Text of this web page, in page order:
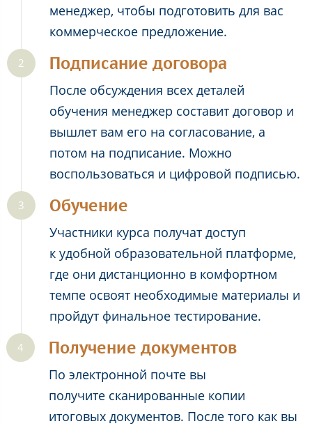
менеджер, чтобы подготовить для вас
коммерческое предложение.
Подписание договора
После обсуждения всех деталей
обучения менеджер составит договор и
вышлет вам его на согласование, а
потом на подписание. Можно
воспользоваться и цифровой подписью.
Обучение
Участники курса получат доступ
к удобной образовательной платформе,
где они дистанционно в комфортном
темпе освоят необходимые материалы и
пройдут финальное тестирование.
Получение документов
По электронной почте вы
получите сканированные копии
итоговых документов. После того как вы